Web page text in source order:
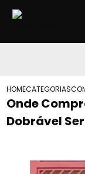
HOMECATEGORIAS
Onde
Dobrável